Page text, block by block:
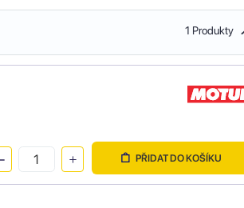
1 Produkty
PŘIDAT DO KOŠÍKU